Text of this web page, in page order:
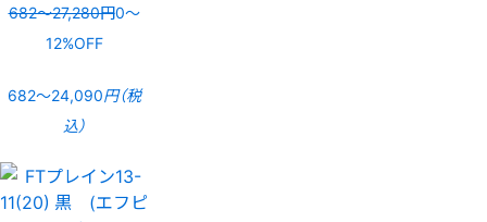
682〜27,280円0〜
12%OFF
682〜24,090円（税
込）